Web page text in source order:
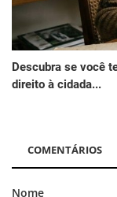
Descubra se você
direito à cidada...
COMENTÁRIOS
Nome